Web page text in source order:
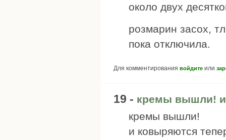
около двух
розмарин засох,
пока отключила.
Для комментирования войдите или
19 - кремы вышли!
кремы вышли!
и ковыряются